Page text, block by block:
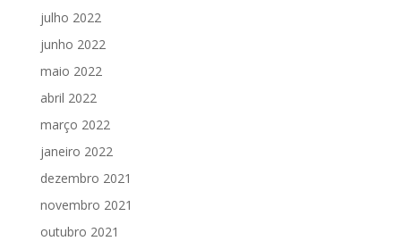
julho 2022
junho 2022
maio 2022
abril 2022
março 2022
janeiro 2022
dezembro 2021
novembro 2021
outubro 2021